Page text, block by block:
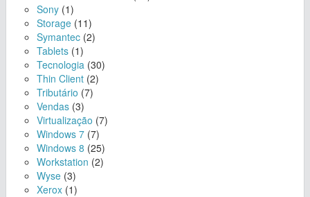
Sony (1)
Storage (11)
Symantec (2)
Tablets (1)
Tecnologia (30)
Thin Client (2)
Tributário (7)
Vendas (3)
Virtualização (7)
Windows 7 (7)
Windows 8 (25)
Workstation (2)
Wyse (3)
Xerox (1)